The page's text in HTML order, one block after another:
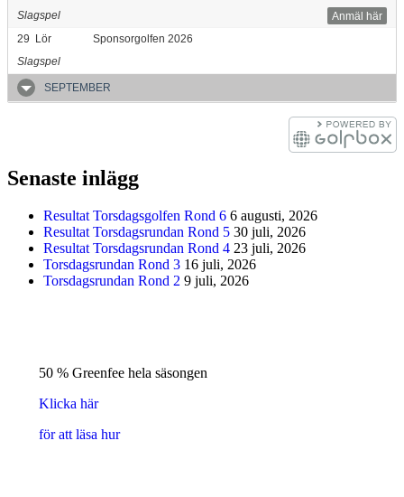
Anmäl här
Slagspel
29 Lör
Sponsorgolfen 2026
Slagspel
SEPTEMBER
Senaste inlägg
Resultat Torsdagsgolfen Rond 6 6 augusti, 2026
Resultat Torsdagsrundan Rond 5 30 juli, 2026
Resultat Torsdagsrundan Rond 4 23 juli, 2026
Torsdagsrundan Rond 3 16 juli, 2026
Torsdagsrundan Rond 2 9 juli, 2026
50 % Greenfee hela säsongen
Klicka här
för att läsa hur